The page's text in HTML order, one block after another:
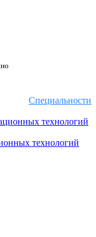
Специальности
технологий